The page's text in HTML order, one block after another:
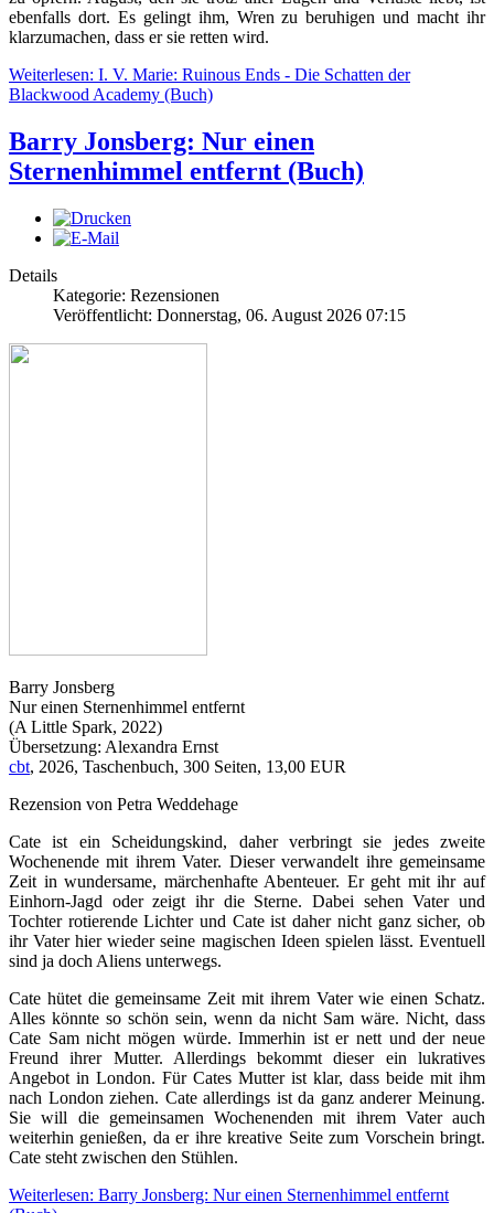
ebenfalls dort. Es gelingt ihm, Wren zu beruhigen und macht ihr
klarzumachen, dass er sie retten wird.
Weiterlesen: I. V. Marie: Ruinous Ends - Die Schatten der
Blackwood Academy (Buch)
Barry Jonsberg: Nur einen
Sternenhimmel entfernt (Buch)
Details
Kategorie: Rezensionen
Veröffentlicht: Donnerstag, 06. August 2026 07:15
Barry Jonsberg
Nur einen Sternenhimmel entfernt
(A Little Spark, 2022)
Übersetzung: Alexandra Ernst
cbt, 2026, Taschenbuch, 300 Seiten, 13,00 EUR
Rezension von Petra Weddehage
Cate ist ein Scheidungskind, daher verbringt sie jedes zweite
Wochenende mit ihrem Vater. Dieser verwandelt ihre gemeinsame
Zeit in wundersame, märchenhafte Abenteuer. Er geht mit ihr auf
Einhorn-Jagd oder zeigt ihr die Sterne. Dabei sehen Vater und
Tochter rotierende Lichter und Cate ist daher nicht ganz sicher, ob
ihr Vater hier wieder seine magischen Ideen spielen lässt. Eventuell
sind ja doch Aliens unterwegs.
Cate hütet die gemeinsame Zeit mit ihrem Vater wie einen Schatz.
Alles könnte so schön sein, wenn da nicht Sam wäre. Nicht, dass
Cate Sam nicht mögen würde. Immerhin ist er nett und der neue
Freund ihrer Mutter. Allerdings bekommt dieser ein lukratives
Angebot in London. Für Cates Mutter ist klar, dass beide mit ihm
nach London ziehen. Cate allerdings ist da ganz anderer Meinung.
Sie will die gemeinsamen Wochenenden mit ihrem Vater auch
weiterhin genießen, da er ihre kreative Seite zum Vorschein bringt.
Cate steht zwischen den Stühlen.
Weiterlesen: Barry Jonsberg: Nur einen Sternenhimmel entfernt